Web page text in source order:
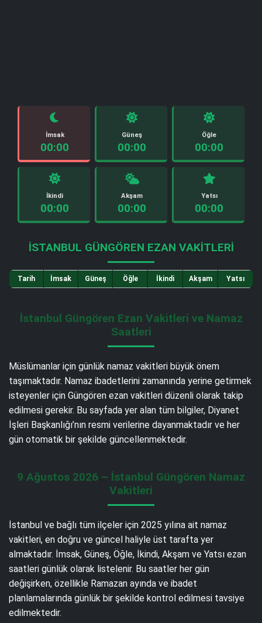
İmsak
00:00
Güneş
00:00
Öğle
00:00
İkindi
00:00
Akşam
00:00
Yatsı
00:00
İSTANBUL GÜNGÖREN EZAN VAKITLERI
Tarih İmsak Güneş Öğle İkindi Akşam Yatsı
İstanbul Güngören Ezan Vakitleri ve Namaz
Saatleri
Müslümanlar için günlük namaz vakitleri büyük önem
taşımaktadır. Namaz ibadetlerini zamanında yerine getirmek
isteyenler için Güngören ezan vakitleri düzenli olarak takip
edilmesi gerekir. Bu sayfada yer alan tüm bilgiler, Diyanet
İşleri Başkanlığı’nın resmi verilerine dayanmaktadır ve her
gün otomatik bir şekilde güncellenmektedir.
9 Ağustos 2026 – İstanbul Güngören Namaz
Vakitleri
İstanbul ve bağlı tüm ilçeler için 2025 yılına ait namaz
vakitleri, en doğru ve güncel haliyle üst tarafta yer
almaktadır. İmsak, Güneş, Öğle, İkindi, Akşam ve Yatsı ezan
saatleri günlük olarak listelenir. Bu saatler her gün
değişirken, özellikle Ramazan ayında ve ibadet
planlamalarında günlük bir şekilde kontrol edilmesi tavsiye
edilmektedir.